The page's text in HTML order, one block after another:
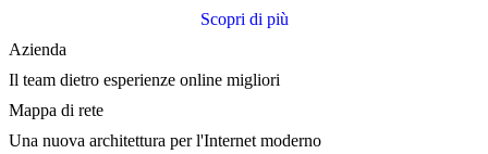
Scopri di più
Azienda
Il team dietro esperienze online migliori
Mappa di rete
Una nuova architettura per l'Internet moderno